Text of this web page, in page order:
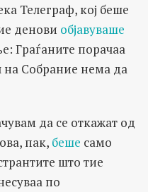
Телеграф, кој беше
денови објавуваше
Граѓаните порачаа
на Собрание нема да
да се откажат од
пак, беше само
што тие
по